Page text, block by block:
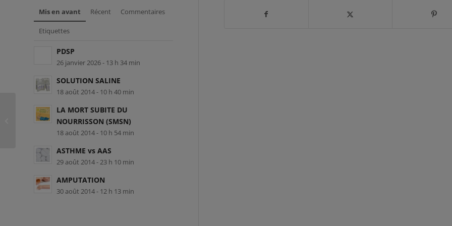
Mis en avant Récent Commentaires
Etiquettes
PDSP
26 janvier 2026 - 13 h 34 min
SOLUTION SALINE
18 août 2014 - 10 h 40 min
LA MORT SUBITE DU
NOURRISSON (SMSN)
18 août 2014 - 10 h 54 min
ASTHME vs AAS
29 août 2014 - 23 h 10 min
AMPUTATION
30 août 2014 - 12 h 13 min
SMG-L-100208 – Magali Guay